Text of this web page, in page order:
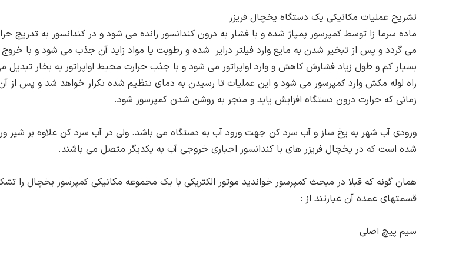
تشریح عملیات مکانیکی یک دستگاه یخچال فریزر
ماده سرما زا توسط کمپرسور پمپاژ شده و با فشار به درون کندانسور رانده می شود و در کندانسور به تدریج
می گردد و پس از تبخیر شدن به مایع وارد فیلتر درایر شده و رطوبت یا مواد زاید آن جذب می شود و با خروج
بسیار کم و طول زیاد فشارش کاهش و وارد اواپراتور می شود و با جذب حرارت محیط اواپراتور به بخار تبدیل
راه لوله مکش وارد کمپرسور می شود و این عملیات تا رسیدن به دمای تنظیم شده تکرار خواهد شد و پس از
زمانی که حرارت درون دستگاه افزایش یابد و منجر به روشن شدن کمپرسور شود.
ورودی آب شهر به یخ ساز و آب سرد کن جهت ورود آب به دستگاه می باشد. ولی در آب سرد کن علاوه بر شیر
شده است که در یخچال فریزر های با کندانسور اجباری خروجی آب به یکدیگر متصل می باشند.
همان گونه که قبلا در مبحث کمپرسور خواندید موتور الکتریکی با یک مجموعه مکانیکی کمپرسور یخچال را
قسمتهای عمده آن عبارتند از :
سیم پیچ اصلی